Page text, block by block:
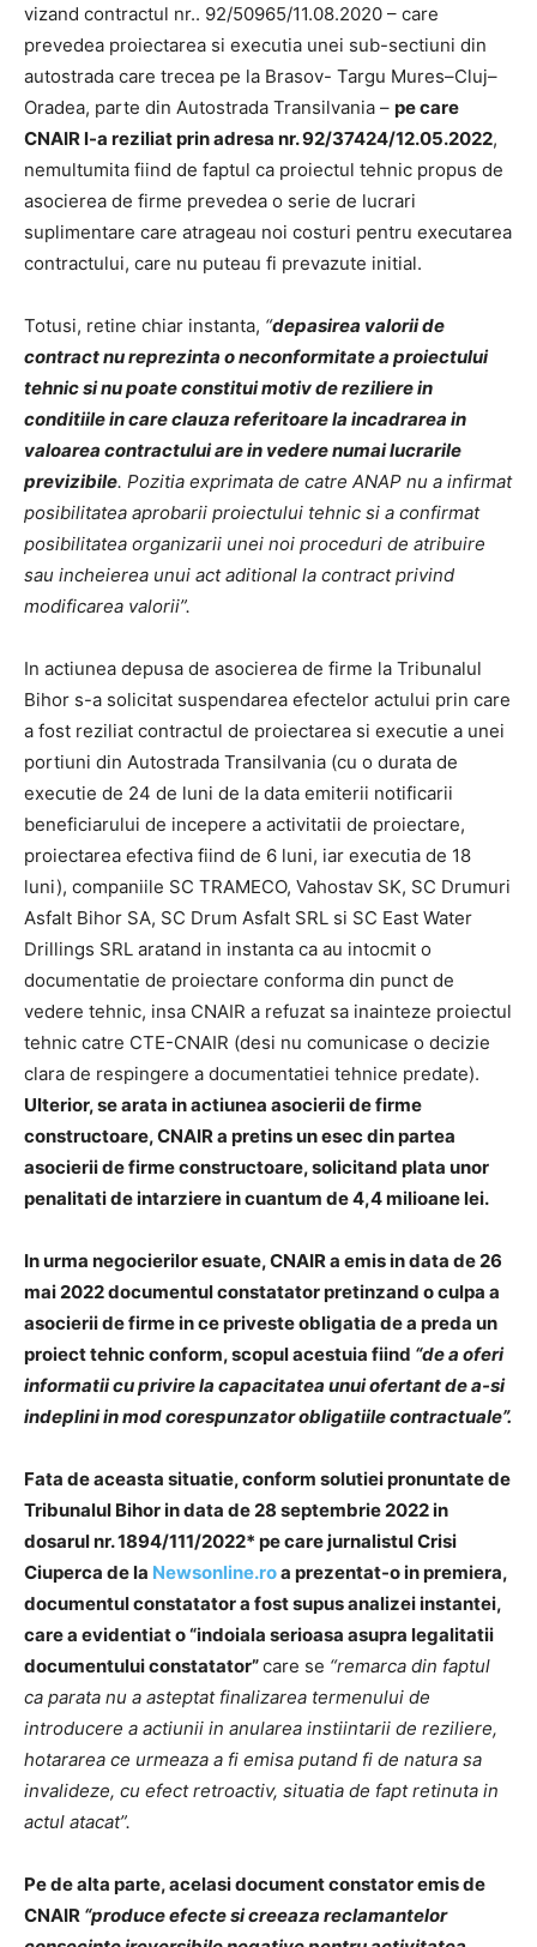
vizand contractul nr.. 92/50965/11.08.2020 – care
prevedea proiectarea si executia unei sub-sectiuni din
autostrada care trecea pe la Brasov- Targu Mures–Cluj–
Oradea, parte din Autostrada Transilvania – pe care
CNAIR l-a reziliat prin adresa nr. 92/37424/12.05.2022,
nemultumita fiind de faptul ca proiectul tehnic propus de
asocierea de firme prevedea o serie de lucrari
suplimentare care atrageau noi costuri pentru executarea
contractului, care nu puteau fi prevazute initial.
Totusi, retine chiar instanta, “depasirea valorii de
contract nu reprezinta o neconformitate a proiectului
tehnic si nu poate constitui motiv de reziliere in
conditiile in care clauza referitoare la incadrarea in
valoarea contractului are in vedere numai lucrarile
previzibile. Pozitia exprimata de catre ANAP nu a infirmat
posibilitatea aprobarii proiectului tehnic si a confirmat
posibilitatea organizarii unei noi proceduri de atribuire
sau incheierea unui act aditional la contract privind
modificarea valorii”.
In actiunea depusa de asocierea de firme la Tribunalul
Bihor s-a solicitat suspendarea efectelor actului prin care
a fost reziliat contractul de proiectarea si executie a unei
portiuni din Autostrada Transilvania (cu o durata de
executie de 24 de luni de la data emiterii notificarii
beneficiarului de incepere a activitatii de proiectare,
proiectarea efectiva fiind de 6 luni, iar executia de 18
luni), companiile SC TRAMECO, Vahostav SK, SC Drumuri
Asfalt Bihor SA, SC Drum Asfalt SRL si SC East Water
Drillings SRL aratand in instanta ca au intocmit o
documentatie de proiectare conforma din punct de
vedere tehnic, insa CNAIR a refuzat sa inainteze proiectul
tehnic catre CTE-CNAIR (desi nu comunicase o decizie
clara de respingere a documentatiei tehnice predate).
Ulterior, se arata in actiunea asocierii de firme
constructoare, CNAIR a pretins un esec din partea
asocierii de firme constructoare, solicitand plata unor
penalitati de intarziere in cuantum de 4,4 milioane lei.
In urma negocierilor esuate, CNAIR a emis in data de 26
mai 2022 documentul constatator pretinzand o culpa a
asocierii de firme in ce priveste obligatia de a preda un
proiect tehnic conform, scopul acestuia fiind “de a oferi
informatii cu privire la capacitatea unui ofertant de a-si
indeplini in mod corespunzator obligatiile contractuale”.
Fata de aceasta situatie, conform solutiei pronuntate de
Tribunalul Bihor in data de 28 septembrie 2022 in
dosarul nr. 1894/111/2022* pe care jurnalistul Crisi
Ciuperca de la Newsonline.roa prezentat-o in premiera,
documentul constatator a fost supus analizei instantei,
care a evidentiat o “indoiala serioasa asupra legalitatii
documentului constatator”care se “remarca din faptul
ca parata nu a asteptat finalizarea termenului de
introducere a actiunii in anularea instiintarii de reziliere,
hotararea ce urmeaza a fi emisa putand fi de natura sa
invalideze, cu efect retroactiv, situatia de fapt retinuta in
actul atacat”.
Pe de alta parte, acelasi document constator emis de
CNAIR “produce efecte si creeaza reclamantelor